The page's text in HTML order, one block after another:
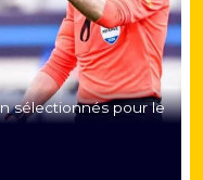
sélectionnés pour le